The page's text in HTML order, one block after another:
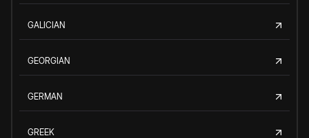
GALICIAN
GEORGIAN
GERMAN
GREEK